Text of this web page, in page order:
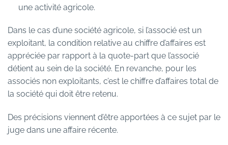
une activité agricole.
Dans le cas d’une société agricole, si l’associé est un
exploitant, la condition relative au chiffre d’affaires est
appréciée par rapport à la quote-part que l’associé
détient au sein de la société. En revanche, pour les
associés non exploitants, c’est le chiffre d’affaires total de
la société qui doit être retenu.
Des précisions viennent d’être apportées à ce sujet par le
juge dans une affaire récente.